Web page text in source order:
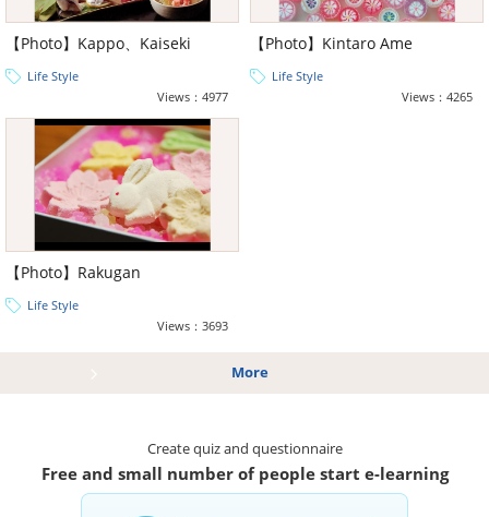
【Photo】Kappo、Kaiseki
Life Style
Views：4977
【Photo】Kintaro Ame
Life Style
Views：4265
【Photo】Rakugan
Life Style
Views：3693
More
Create quiz and questionnaire
Free and small number of people start e-learning